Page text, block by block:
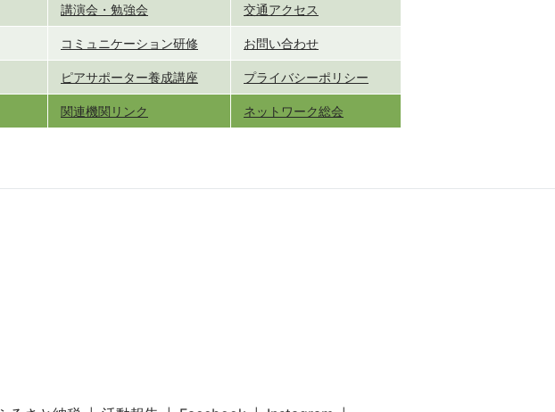
講演会・勉強会 交通アクセス
コミュニケーション研修 お問い合わせ
ピアサポーター養成講座 プライバシーポリシー
関連機関リンク ネットワーク総会